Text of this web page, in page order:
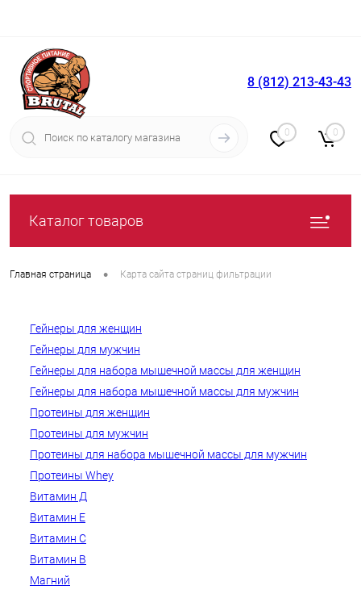
Вход Регистрация
8 (812) 213-43-43
0 0
Каталог товаров
Главная страница • Карта сайта страниц фильтрации
Гейнеры для женщин
Гейнеры для мужчин
Гейнеры для набора мышечной массы для женщин
Гейнеры для набора мышечной массы для мужчин
Протеины для женщин
Протеины для мужчин
Протеины для набора мышечной массы для мужчин
Протеины Whey
Витамин Д
Витамин Е
Витамин C
Витамин B
Магний